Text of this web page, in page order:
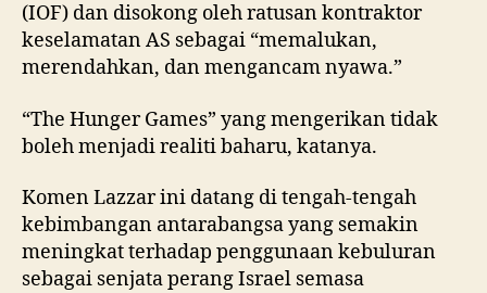
(IOF) dan disokong oleh ratusan kontraktor
keselamatan AS sebagai “memalukan,
merendahkan, dan mengancam nyawa.”
“The Hunger Games” yang mengerikan tidak
boleh menjadi realiti baharu, katanya.
Komen Lazzar ini datang di tengah-tengah
kebimbangan antarabangsa yang semakin
meningkat terhadap penggunaan kebuluran
sebagai senjata perang Israel semasa